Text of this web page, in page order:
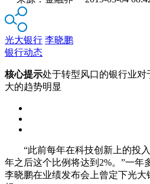
光大银行 李晓鹏
银行动态
核心提示处于转型风口的银行业对
大的趋势明显
“此前每年在科技创新上的投入
年之后这个比例将达到2%。”一年
李晓鹏在业绩发布会上曾定下光大